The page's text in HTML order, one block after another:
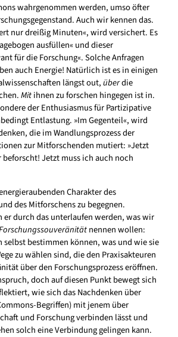
wahrgenommen werden, umso öfter
Auch wir kennen das.
nur dreißig Minuten«, wird versichert. Es
ausfüllen« und dieser
für die Forschung«. Solche Anfragen
auch Energie! Natürlich ist es in einigen
längst out,überdie
Mitihnen zu forschen hingegen ist in.
der Enthusiasmus für Partizipative
Entlastung. »Im Gegenteil«, wird
die im Wandlungsprozess der
zur Mitforschenden mutiert: »Jetzt
Jetzt muss ich auch noch
Charakter des
des Mitforschens zu begegnen.
er durch das unterlaufen werden, was wir
nennen wollen:
selbst bestimmen können, was und wie sie
zu wählen sind, die den Praxisakteuren
über den Forschungsprozess eröffnen.
doch auf diesen Punkt bewegt sich
wie sich das Nachdenken über
Begriffen) mit jenem über
und Forschung verbinden lässt und
solch eine Verbindung gelingen kann.